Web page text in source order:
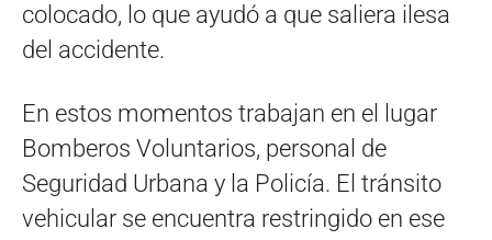
colocado, lo que ayudó a que saliera ilesa
del accidente.
En estos momentos trabajan en el lugar
Bomberos Voluntarios, personal de
Seguridad Urbana y la Policía. El tránsito
vehicular se encuentra restringido en ese